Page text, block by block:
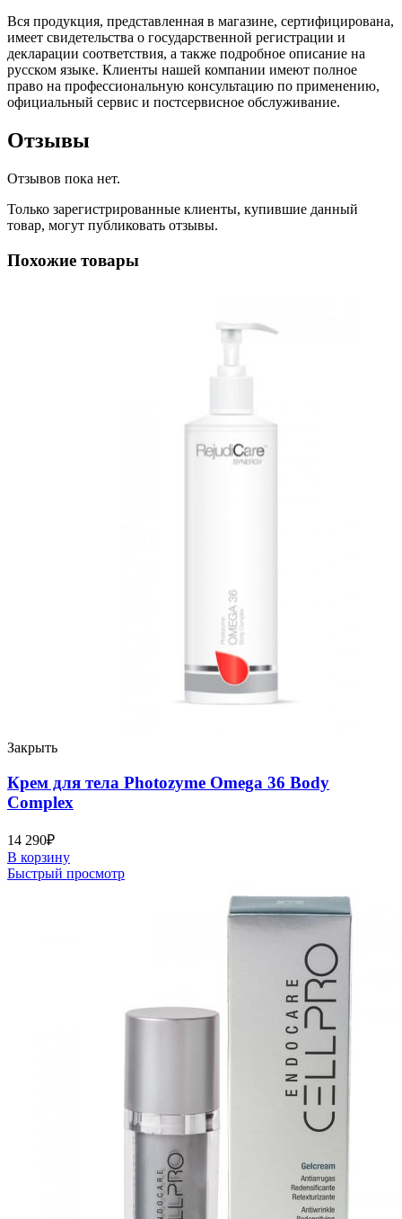
Вся продукция, представленная в магазине, сертифицирована,
имеет свидетельства о государственной регистрации и
декларации соответствия, а также подробное описание на
русском языке. Клиенты нашей компании имеют полное
право на профессиональную консультацию по применению,
официальный сервис и постсервисное обслуживание.
Отзывы
Отзывов пока нет.
Только зарегистрированные клиенты, купившие данный
товар, могут публиковать отзывы.
Похожие товары
Закрыть
Крем для тела Photozyme Omega 36 Body
Complex
14 290₽
В корзину
Быстрый просмотр